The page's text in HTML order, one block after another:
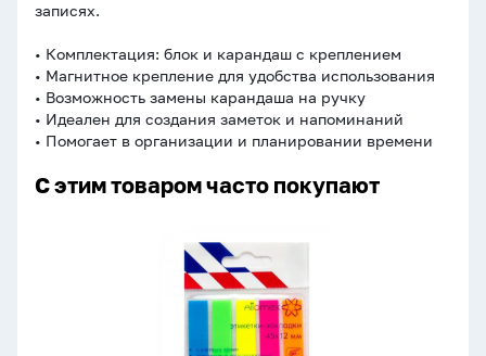
записях.
• Комплектация: блок и карандаш с креплением
• Магнитное крепление для удобства использования
• Возможность замены карандаша на ручку
• Идеален для создания заметок и напоминаний
• Помогает в организации и планировании времени
С этим товаром часто покупают